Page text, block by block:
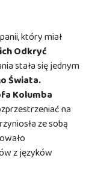
który miał
Odkryć
stała się jednym
Świata.
Kolumba
na
ze sobą
z języków